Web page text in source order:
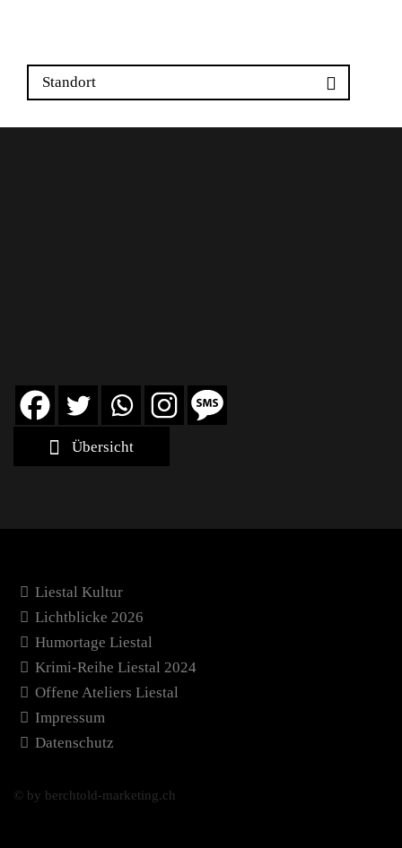
Standort
Übersicht
Liestal Kultur
Lichtblicke 2026
Humortage Liestal
Krimi-Reihe Liestal 2024
Offene Ateliers Liestal
Impressum
Datenschutz
© by berchtold-marketing.ch